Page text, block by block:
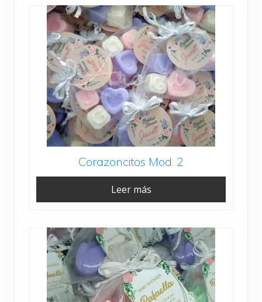
Corazoncitos Mod. 2
Leer más